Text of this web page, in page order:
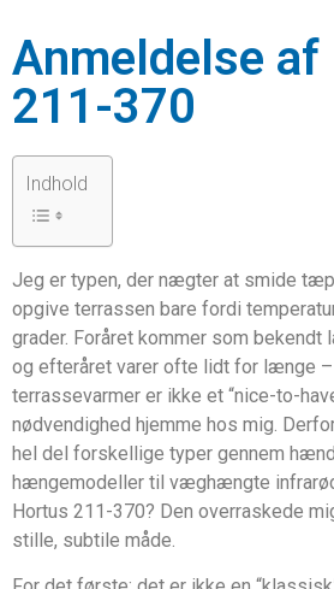
Anmeldelse
211-370
Indhold
Jeg er typen, der nægter at smide
opgive terrassen bare fordi
grader. Foråret kommer som bekendt
og efteråret varer ofte lidt for længe –
terrassevarmer er ikke et “nice-to-
nødvendighed hjemme hos mig.
hel del forskellige typer gennem
hængemodeller til væghængte
Hortus 211-370? Den overraskede
stille, subtile måde.